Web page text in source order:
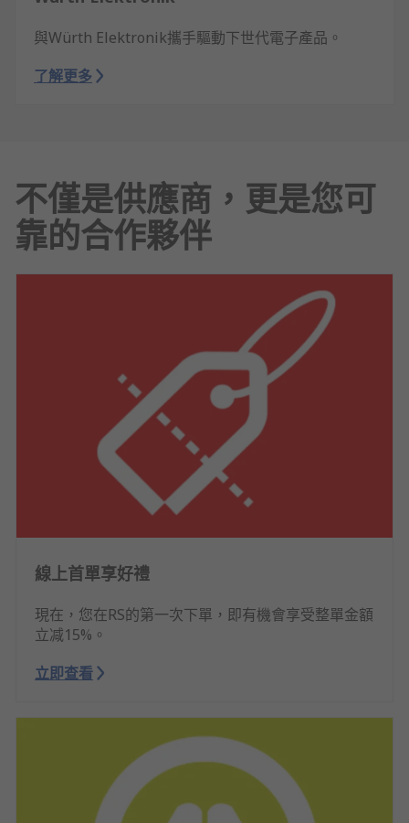
與Würth Elektronik攜手驅動下世代電子產品。
了解更多
不僅是供應商，更是您可
靠的合作夥伴
線上首單享好禮
現在，您在RS的第一次下單，即有機會享受整單金額
立减15%。
立即查看